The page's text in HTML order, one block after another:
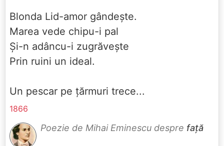
Blonda Lid-amor gândeşte.
Marea vede chipu-i pal
Şi-n adâncu-i zugrăveşte
Prin ruini un ideal.
Un pescar pe ţărmuri trece...
1866
Poezie de Mihai Eminescu despre față